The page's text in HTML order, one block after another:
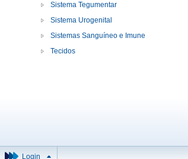
Sistema Tegumentar
Sistema Urogenital
Sistemas Sanguíneo e Imune
Tecidos
Login